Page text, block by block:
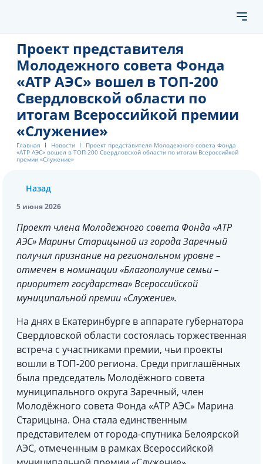
Проект представителя
Молодежного совета Фонда
«АТР АЭС» вошел в ТОП-200
Свердловской области по
итогам Всероссийкой премии
«Служение»
Главная Новости
Проект представителя Молодежного совета Фонда
«АТР АЭС» вошел в ТОП-200 Свердловской области по итогам Всероссийкой
премии «Служение»
Назад
5 июня 2026
Проект члена Молодежного совета Фонда «АТР
АЭС» Марины Старицыной из города Заречный
получил признание на региональном уровне –
отмечен в номинации «Благополучие семьи –
приоритет государства» Всероссийской
муниципальной премии «Служение».
На днях в Екатеринбурге в аппарате губернатора
Свердловской области состоялась торжественная
встреча с участниками премии, чьи проекты
вошли в ТОП-200 региона. Среди приглашённых
была председатель Молодёжного совета
муниципального округа Заречный, член
Молодёжного совета Фонда «АТР АЭС» Марина
Старицына. Она стала единственным
представителем от города-спутника Белоярской
АЭС, отмеченным в рамках Всероссийской